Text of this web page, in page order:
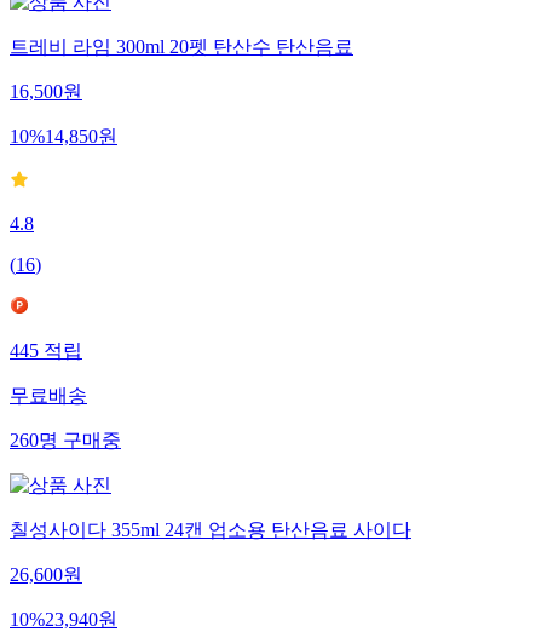
트레비 라임 300ml 20펫 탄산수 탄산음료
16,500원
10%14,850원
4.8
(16)
445적립
무료배송
260명구매중
칠성사이다 355ml 24캔 업소용 탄산음료 사이다
26,600원
10%23,940원